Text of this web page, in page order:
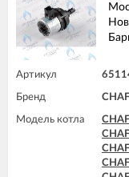
Артикул
Бренд
Модель котла